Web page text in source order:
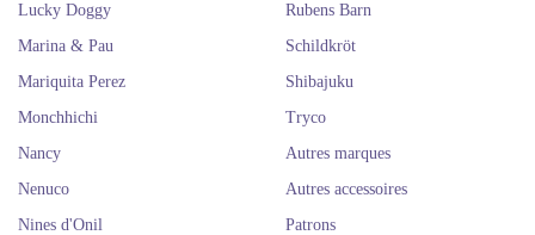
Lucky Doggy
Marina & Pau
Mariquita Perez
Monchhichi
Nancy
Nenuco
Nines d'Onil
Rubens Barn
Schildkröt
Shibajuku
Tryco
Autres marques
Autres accessoires
Patrons